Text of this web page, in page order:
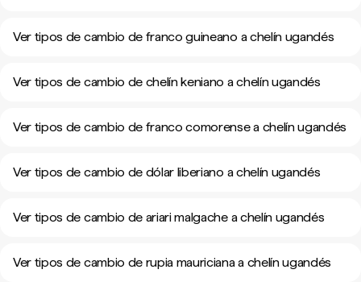
Ver tipos de cambio de franco guineano a chelín ugandés
Ver tipos de cambio de chelín keniano a chelín ugandés
Ver tipos de cambio de franco comorense a chelín ugandés
Ver tipos de cambio de dólar liberiano a chelín ugandés
Ver tipos de cambio de ariari malgache a chelín ugandés
Ver tipos de cambio de rupia mauriciana a chelín ugandés